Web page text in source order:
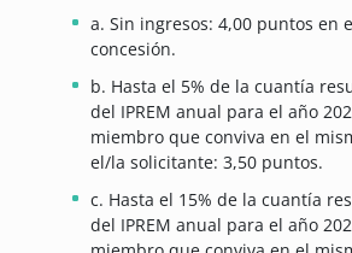
a. Sin ingresos: 4,00 puntos en
concesión.
b. Hasta el 5% de la cuantía
del IPREM anual para el año
miembro que conviva en el
el/la solicitante: 3,50 puntos.
c. Hasta el 15% de la cuantía
del IPREM anual para el año